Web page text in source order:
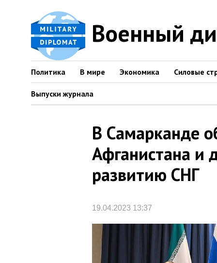
Военный
Политика В мире Экономика Силовые
Выпуски журнала
В Самарканде
Афганистана и
развитию СНГ
19.04.2023 13:37